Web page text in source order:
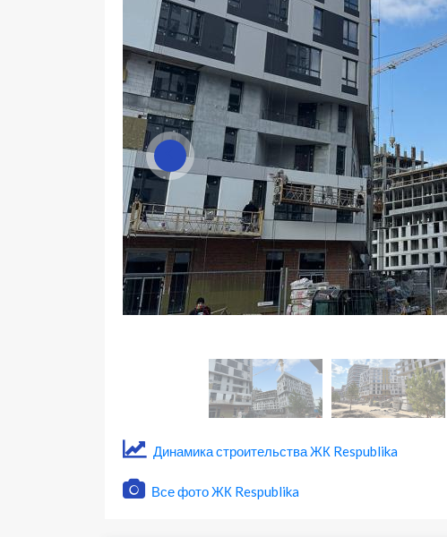
Динамика строительства ЖК Respublika
Все фото ЖК Respublika